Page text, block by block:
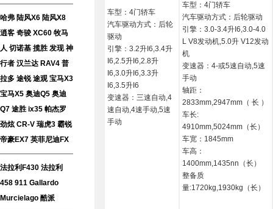
哈弗 陆风X6 陆风X8
逍客 奇骏 XC60 牧马
人 切诺基 揽胜 发现 神
行者 汉兰达 RAV4 普
拉多 途锐 途观 宝马X3
宝马X5 奥迪Q5 奥迪
Q7 途胜 ix35 帕杰罗
劲炫 CR-V 瑞虎3 霸锐
帝豪EX7 英菲尼迪FX
法拉利F430 法拉利
458 911 Gallardo
Murcielago 酷派
车型：4门轿车
汽车驱动方式：后轮
驱动
引擎：3.2升I6,3.4升
I6,2.5升I6,2.8升
I6,3.0升I6,3.3升
I6,3.5升I6
变速器：三速自动,4
速自动,4速手动,5速
手动
车型：4门轿车
汽车驱动方式：后轮驱动
引擎：3.0-3.4升I6,3.0-4.0
L V8发动机,5.0升 V12发动
机
变速器：4-或5速自动,5速
手动
轴距：
2833mm,2947mm（ 长 ）
车长:
4910mm,5024mm（长）
车宽：1845mm
车高：
1400mm,1435nn（长）
整备质
量:1720kg,1930kg（长）